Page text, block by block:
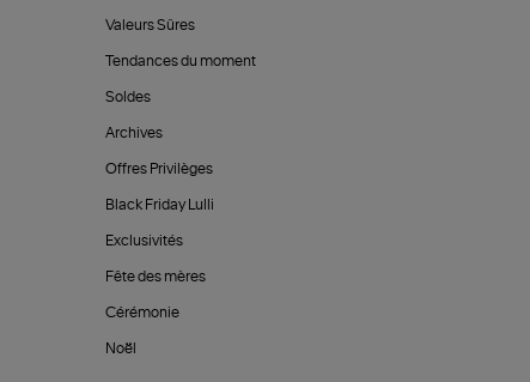
Valeurs Sûres
Tendances du moment
Soldes
Archives
Offres Privilèges
Black Friday Lulli
Exclusivités
Fête des mères
Cérémonie
Noël